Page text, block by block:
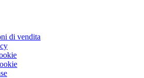
di vendita